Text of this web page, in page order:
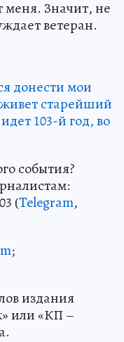
Значит, не
ветеран.
донести мои
старейший
103-й год, во
события?
(Telegram,
;
издания
или «КП –